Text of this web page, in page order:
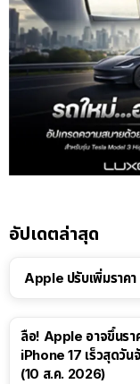
อัปเดตล่าสุด
Apple ปรับเพิ่มราค
ลือ! Apple อาจขึ้นรา
iPhone 17 เร็วสุดวัน
(10 ส.ค. 2026)